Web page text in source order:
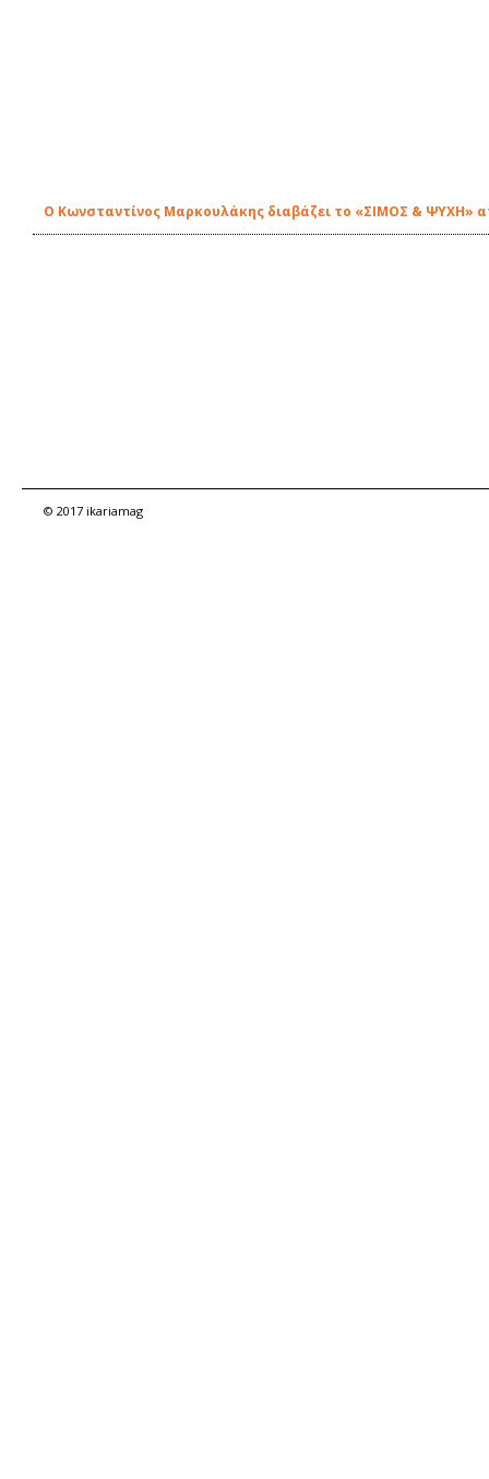
Ο Κωνσταντίνος Μαρκουλάκης διαβάζει το «ΣΙΜΟΣ & ΨΥΧΗ»
© 2017 ikariamag